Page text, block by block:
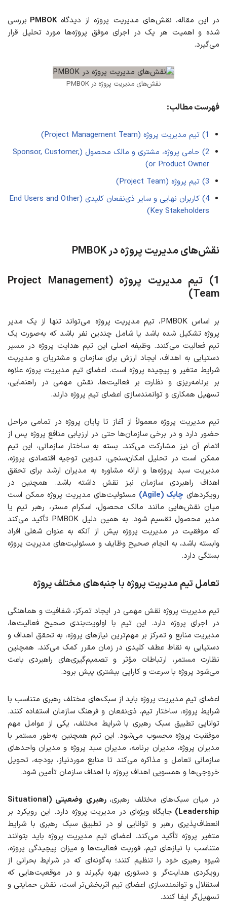
در این مقاله، نقش‌های مدیریت پروژه از دیدگاهPMBOK بررسی
شده و اهمیت هر یک در اجرای موفق پروژه‌ها مورد تحلیل قرار
می‌گیرد.
نقش‌های مدیریت پروژه در PMBOK
فهرست مطالب:
1) تیم مدیریت پروژه (Project Management Team)
2) حامی پروژه، مشتری و مالک محصول (Sponsor, Customer,
or Product Owner)
3) تیم پروژه (Project Team)
4) کاربران نهایی و سایر ذی‌نفعان کلیدی (End Users and Other
Key Stakeholders)
نقش‌های مدیریت پروژه در PMBOK
1)
تیم مدیریت پروژه (Project Management
Team)
بر اساس PMBOK، تیم مدیریت پروژه می‌تواند تنها از یک مدیر
پروژه تشکیل شده باشد یا شامل چندین نفر باشد که به‌صورت یک
تیم فعالیت می‌کنند. وظیفه اصلی این تیم هدایت پروژه در مسیر
دستیابی به اهداف، ایجاد ارزش برای سازمان و مشتریان و مدیریت
شرایط متغیر و پیچیده پروژه است. اعضای تیم مدیریت پروژه علاوه
بر برنامه‌ریزی و نظارت بر فعالیت‌ها، نقش مهمی در راهنمایی،
تسهیل همکاری و توانمندسازی اعضای تیم پروژه دارند.
تیم مدیریت پروژه معمولاً از آغاز تا پایان پروژه در تمامی مراحل
حضور دارد و در برخی سازمان‌ها حتی در ارزیابی منافع پروژه پس از
اتمام آن نیز مشارکت می‌کند. بسته به ساختار سازمانی، این تیم
ممکن است در تحلیل امکان‌سنجی، تدوین توجیه اقتصادی پروژه،
مدیریت سبد پروژه‌ها و ارائه مشاوره به مدیران ارشد برای تحقق
اهداف راهبردی سازمان نیز نقش داشته باشد. همچنین در
رویکردهای چابک (Agile)
مسئولیت‌های مدیریت پروژه ممکن است
میان نقش‌هایی مانند مالک محصول، اسکرام مستر، رهبر تیم یا
مدیر محصول تقسیم شود. به همین دلیل PMBOK تأکید می‌کند
که موفقیت در مدیریت پروژه بیش از آنکه به عنوان شغلی افراد
وابسته باشد، به انجام صحیح وظایف و مسئولیت‌های مدیریت پروژه
بستگی دارد.
تعامل تیم مدیریت پروژه با جنبه‌های مختلف پروژه
تیم مدیریت پروژه نقش مهمی در ایجاد تمرکز، شفافیت و هماهنگی
در اجرای پروژه دارد. این تیم با اولویت‌بندی صحیح فعالیت‌ها،
مدیریت منابع و تمرکز بر مهم‌ترین نیازهای پروژه، به تحقق اهداف و
دستیابی به نقاط عطف کلیدی در زمان مقرر کمک می‌کند. همچنین
نظارت مستمر، ارتباطات مؤثر و تصمیم‌گیری‌های راهبردی باعث
می‌شود پروژه با سرعت و کارایی بیشتری پیش برود.
اعضای تیم مدیریت پروژه باید از سبک‌های مختلف رهبری متناسب با
شرایط پروژه، ساختار تیم، ذی‌نفعان و فرهنگ سازمان استفاده کنند.
توانایی تطبیق سبک رهبری با شرایط مختلف، یکی از عوامل مهم
موفقیت پروژه محسوب می‌شود. این تیم همچنین به‌طور مستمر با
مدیران پروژه، مدیران برنامه، مدیران سبد پروژه و مدیران واحدهای
سازمانی تعامل و مذاکره می‌کند تا منابع موردنیاز، بودجه، تحویل
خروجی‌ها و همسویی اهداف پروژه با اهداف سازمان تأمین شود.
در میان سبک‌های مختلف رهبری،
رهبری وضعیتی (Situational
Leadership)
جایگاه ویژه‌ای در مدیریت پروژه دارد. این رویکرد بر
انعطاف‌پذیری رهبر و توانایی او در تطبیق سبک رهبری با شرایط
متغیر پروژه تأکید می‌کند. اعضای تیم مدیریت پروژه باید بتوانند
متناسب با نیازهای تیم، فوریت فعالیت‌ها و میزان پیچیدگی پروژه،
شیوه رهبری خود را تنظیم کنند؛ به‌گونه‌ای که در شرایط بحرانی از
رویکردی هدایت‌گر و دستوری بهره بگیرند و در موقعیت‌هایی که
استقلال و توانمندسازی اعضای تیم اثربخش‌تر است، نقش حمایتی و
تسهیل‌گر ایفا کنند.